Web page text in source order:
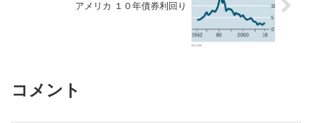
アメリカ １０年債券利回り
コメント